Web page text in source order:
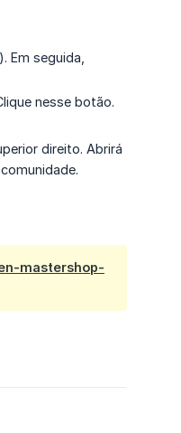
seguida,
nesse botão.
direito. Abrirá
mastershop-